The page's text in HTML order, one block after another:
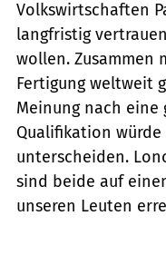
Volkswirtschaften
langfristig
wollen. Zusammen
Fertigung weltweit
Meinung nach eine
Qualifikation
unterscheiden.
sind beide auf
unseren Leuten